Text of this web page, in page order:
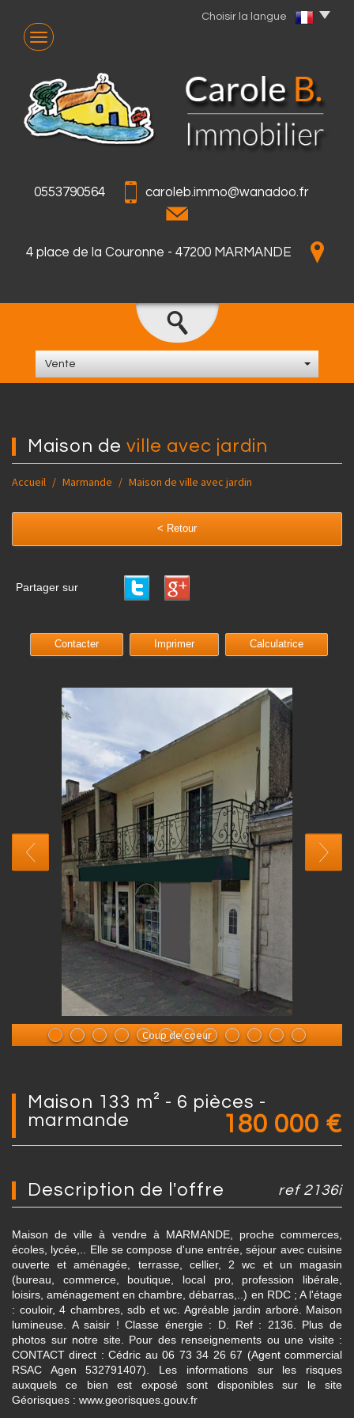
Choisir la langue
0553790564 caroleb.immo@wanadoo.fr
4 place de la Couronne - 47200 MARMANDE
Vente
maison de ville avec jardin
Accueil Marmande Maison de ville avec jardin
< Retour
Partager sur
Contacter Imprimer Calculatrice
Coup de coeur
maison 133 m² - 6 pièces -
marmande
180 000 €
description de l'offre ref 2136i
Maison de ville à vendre à MARMANDE, proche commerces,
écoles, lycée,.. Elle se compose d'une entrée, séjour avec cuisine
ouverte et aménagée, terrasse, cellier, 2 wc et un magasin
(bureau, commerce, boutique, local pro, profession libérale,
loisirs, aménagement en chambre, débarras,..) en RDC ; A l'étage
: couloir, 4 chambres, sdb et wc. Agréable jardin arboré. Maison
lumineuse. A saisir ! Classe énergie : D. Ref : 2136. Plus de
photos sur notre site. Pour des renseignements ou une visite :
CONTACT direct : Cédric au 06 73 34 26 67 (Agent commercial
RSAC Agen 532791407). Les informations sur les risques
auxquels ce bien est exposé sont disponibles sur le site
Géorisques : www.georisques.gouv.fr